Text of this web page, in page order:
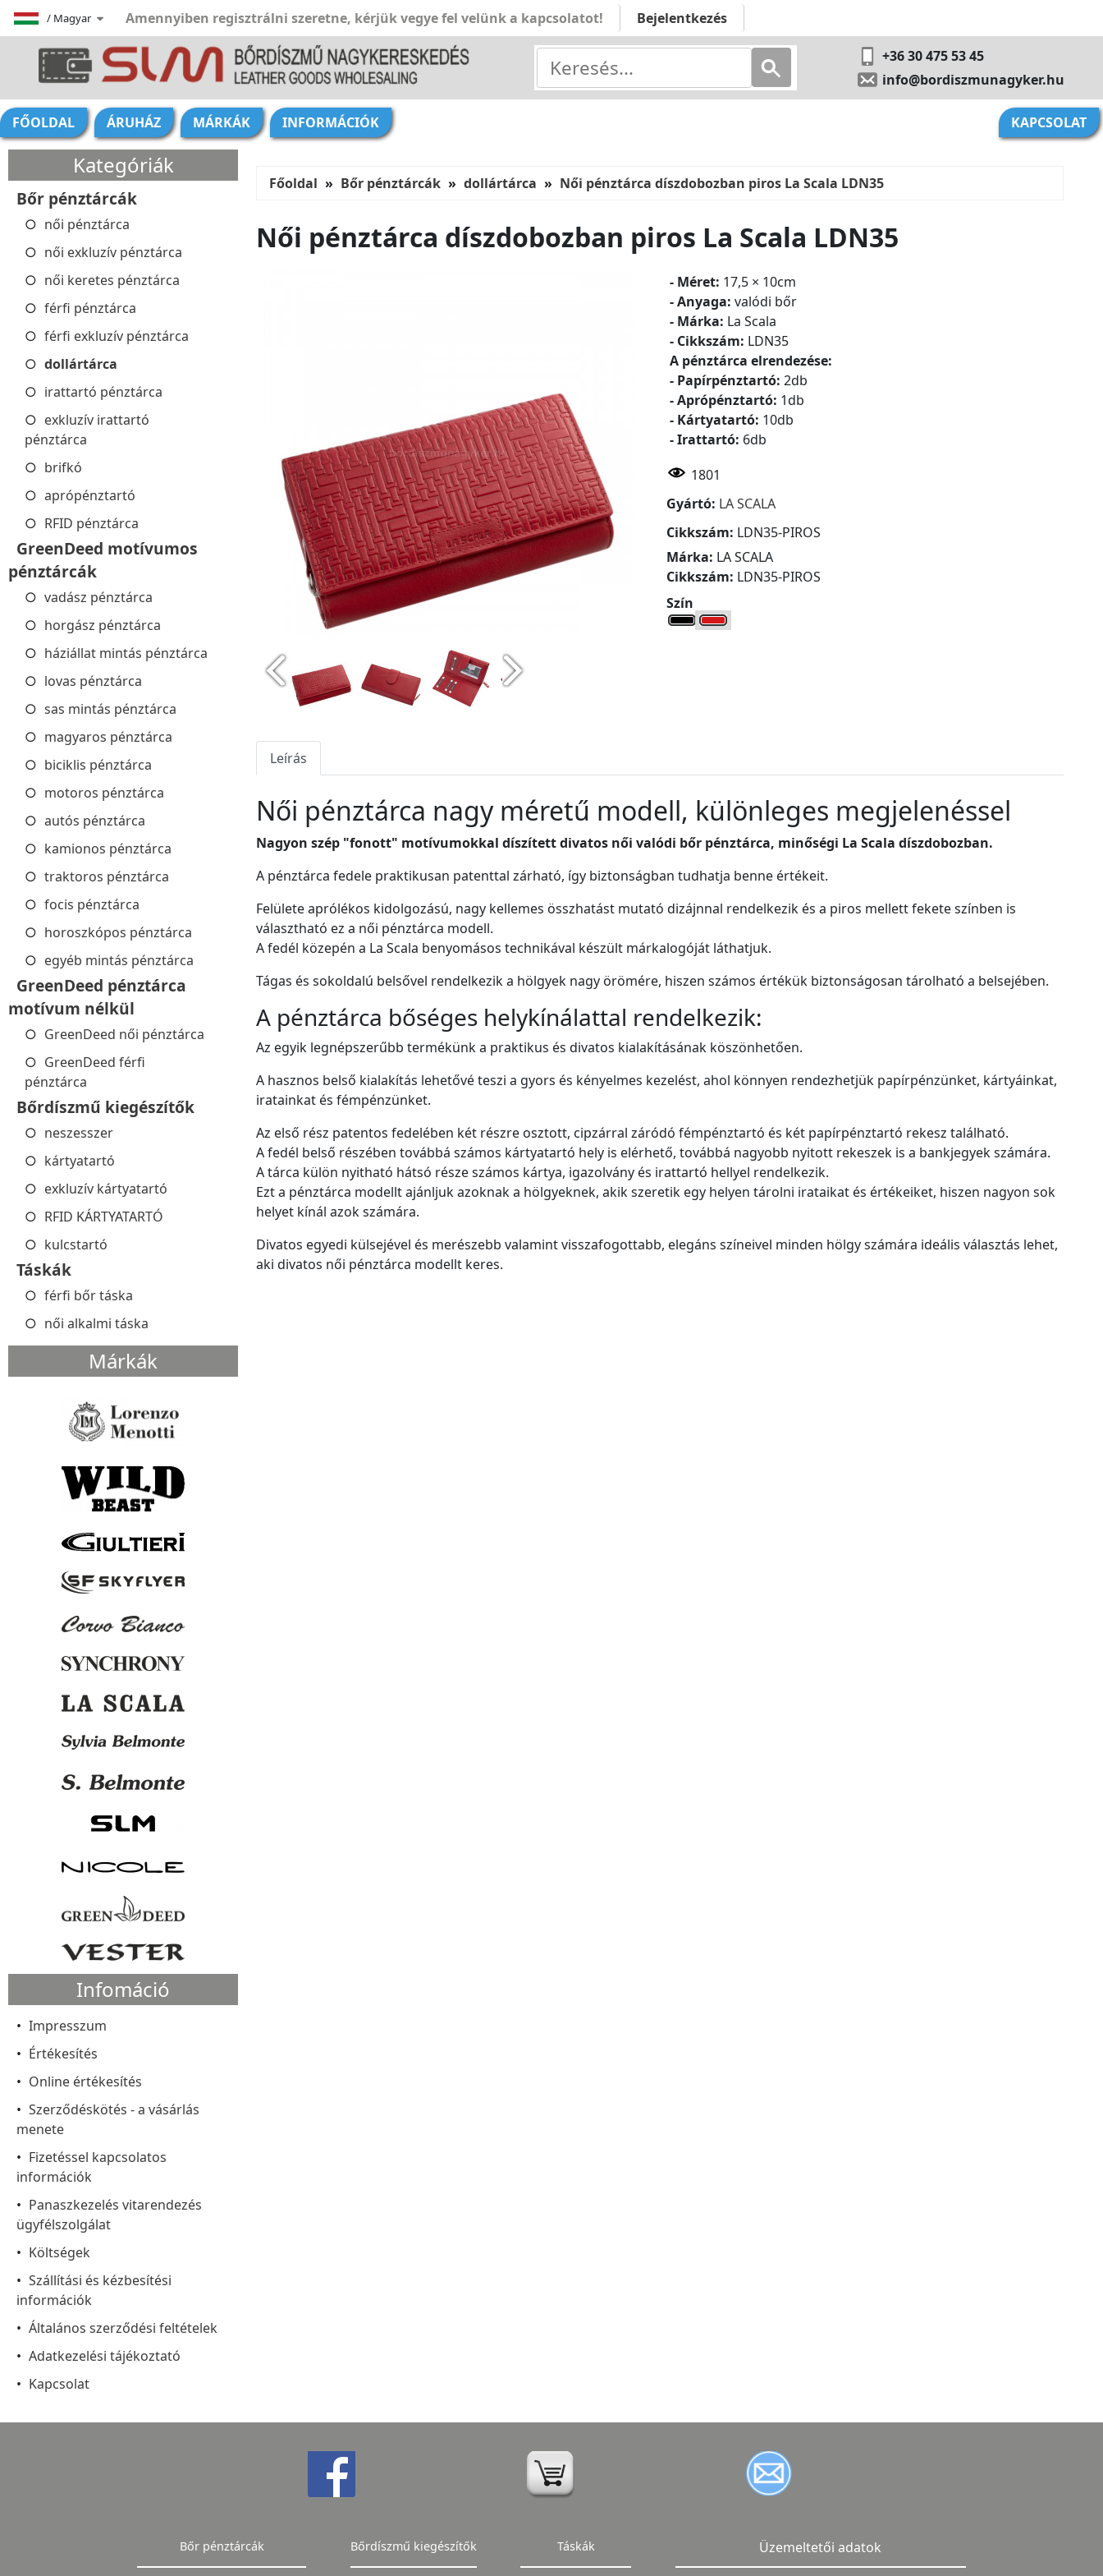
/ Magyar Amennyiben regisztrálni szeretne, kérjük vegye fel velünk a kapcsolatot! Bejelentkezés
+36 30 475 53 45
info@bordiszmunagyker.hu
FŐOLDAL ÁRUHÁZ MÁRKÁK INFORMÁCIÓK KAPCSOLAT
Kategóriák
Bőr pénztárcák
női pénztárca
női exkluzív pénztárca
női keretes pénztárca
férfi pénztárca
férfi exkluzív pénztárca
dollártárca
irattartó pénztárca
exkluzív irattartó
pénztárca
brifkó
aprópénztartó
RFID pénztárca
GreenDeed motívumos
pénztárcák
vadász pénztárca
horgász pénztárca
háziállat mintás pénztárca
lovas pénztárca
sas mintás pénztárca
magyaros pénztárca
biciklis pénztárca
motoros pénztárca
autós pénztárca
kamionos pénztárca
traktoros pénztárca
focis pénztárca
horoszkópos pénztárca
egyéb mintás pénztárca
GreenDeed pénztárca
motívum nélkül
GreenDeed női pénztárca
GreenDeed férfi
pénztárca
Bőrdíszmű kiegészítők
neszesszer
kártyatartó
exkluzív kártyatartó
RFID KÁRTYATARTÓ
kulcstartó
Táskák
férfi bőr táska
női alkalmi táska
Márkák
Infomáció
Impresszum
Értékesítés
Online értékesítés
Szerződéskötés - a vásárlás
menete
Fizetéssel kapcsolatos
információk
Panaszkezelés vitarendezés
ügyfélszolgálat
Költségek
Szállítási és kézbesítési
információk
Általános szerződési feltételek
Adatkezelési tájékoztató
Kapcsolat
Főoldal Bőr pénztárcák dollártárca Női pénztárca díszdobozban piros La Scala LDN35
Női pénztárca díszdobozban piros La Scala LDN35
- Méret: 17,5 × 10cm
- Anyaga: valódi bőr
- Márka: La Scala
- Cikkszám: LDN35
A pénztárca elrendezése:
- Papírpénztartó: 2db
- Aprópénztartó: 1db
- Kártyatartó: 10db
- Irattartó: 6db
1801
Gyártó: LA SCALA
Cikkszám: LDN35-PIROS
Márka: LA SCALA
Cikkszám: LDN35-PIROS
Szín
Leírás
Női pénztárca nagy méretű modell, különleges megjelenéssel
Nagyon szép "fonott" motívumokkal díszített divatos női valódi bőr pénztárca, minőségi La Scala díszdobozban.
A pénztárca fedele praktikusan patenttal zárható, így biztonságban tudhatja benne értékeit.
Felülete aprólékos kidolgozású, nagy kellemes összhatást mutató dizájnnal rendelkezik és a piros mellett fekete színben is
választható ez a női pénztárca modell.
A fedél közepén a La Scala benyomásos technikával készült márkalogóját láthatjuk.
Tágas és sokoldalú belsővel rendelkezik a hölgyek nagy örömére, hiszen számos értékük biztonságosan tárolható a belsejében.
A pénztárca bőséges helykínálattal rendelkezik:
Az egyik legnépszerűbb termékünk a praktikus és divatos kialakításának köszönhetően.
A hasznos belső kialakítás lehetővé teszi a gyors és kényelmes kezelést, ahol könnyen rendezhetjük papírpénzünket, kártyáinkat,
iratainkat és fémpénzünket.
Az első rész patentos fedelében két részre osztott, cipzárral záródó fémpénztartó és két papírpénztartó rekesz található.
A fedél belső részében továbbá számos kártyatartó hely is elérhető, továbbá nagyobb nyitott rekeszek is a bankjegyek számára.
A tárca külön nyitható hátsó része számos kártya, igazolvány és irattartó hellyel rendelkezik.
Ezt a pénztárca modellt ajánljuk azoknak a hölgyeknek, akik szeretik egy helyen tárolni irataikat és értékeiket, hiszen nagyon sok
helyet kínál azok számára.
Divatos egyedi külsejével és merészebb valamint visszafogottabb, elegáns színeivel minden hölgy számára ideális választás lehet,
aki divatos női pénztárca modellt keres.
Bőr pénztárcák Bőrdíszmű kiegészítők Táskák Üzemeltetői adatok